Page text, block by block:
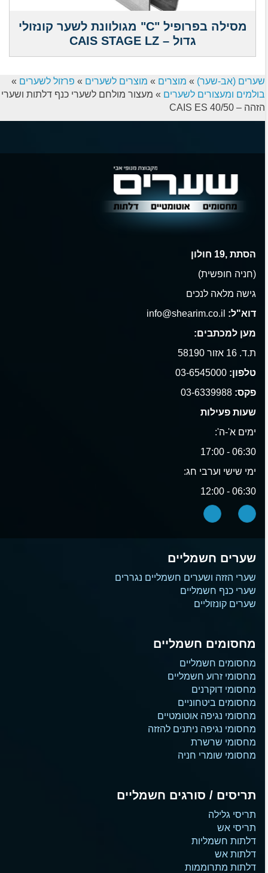
מסילה בפרופיל "C" מגולוונת לשער קונזולי
גדול – CAIS STAGE LZ
שערים (אב-שער) » מוצרים » מוצרים לשערים » פרזול לשערים »
בולמים ומעצורים לשערים » מעצור מולחם לשערי כנף דלתות ושערי
הזהה – CAIS ES 40/50
הסתת ,19 חולון
(חניה חופשית)
גישה מלאה לנכים
דוא"ל:
מען למכתבים:
ת.ד. 16 אזור 58190
טלפון:
פקס:
שעות פעילות
ימים א'-ה':
06:30 - 17:00
ימי שישי וערבי חג:
06:30 - 12:00
שערים חשמליים
שערי הזזה ושערים חשמליים נגררים
שערי כנף חשמליים
שערים קונזוליים
מחסומים חשמליים
מחסומים חשמליים
מחסומי זרוע חשמליים
מחסומי דוקרנים
מחסומים ביטחוניים
מחסומי נגיפה אוטומטיים
מחסומי נגיפה ניתנים להזזה
מחסומי שרשרת
מחסומי שומרי חניה
תריסים / סורגים חשמליים
תריסי גלילה
תריסי אש
דלתות חשמליות
דלתות אש
דלתות מתרוממות